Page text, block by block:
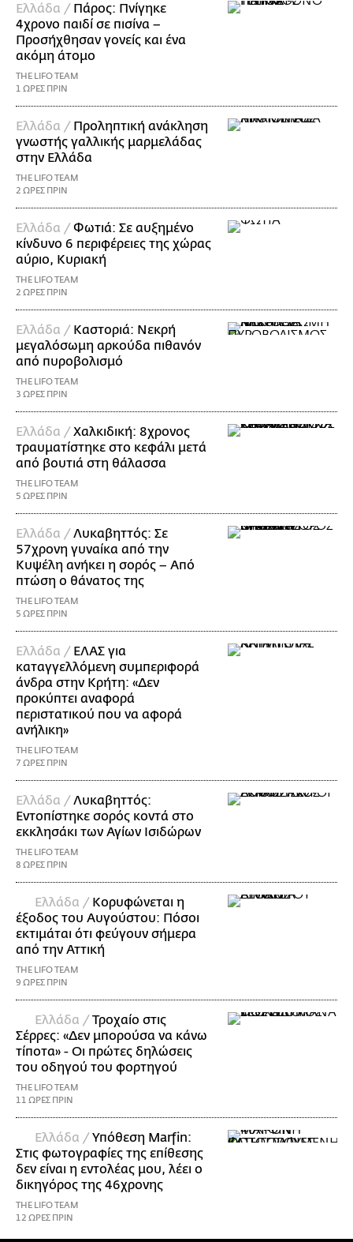
Ελλάδα / Πάρος: Πνίγηκε
4χρονο παιδί σε πισίνα –
Προσήχθησαν γονείς και ένα
ακόμη άτομο
THE LIFO TEAM
1 ΩΡΕΣ ΠΡΙΝ
Ελλάδα / Προληπτική ανάκληση
γνωστής γαλλικής μαρμελάδας
στην Ελλάδα
THE LIFO TEAM
2 ΩΡΕΣ ΠΡΙΝ
Ελλάδα /Φωτιά: Σε αυξημένο
κίνδυνο 6 περιφέρειες της χώρας
αύριο, Κυριακή
THE LIFO TEAM
2 ΩΡΕΣ ΠΡΙΝ
Ελλάδα / Καστοριά: Νεκρή
μεγαλόσωμη αρκούδα πιθανόν
από πυροβολισμό
THE LIFO TEAM
3 ΩΡΕΣ ΠΡΙΝ
Ελλάδα /Χαλκιδική: 8χρονος
τραυματίστηκε στο κεφάλι μετά
από βουτιά στη θάλασσα
THE LIFO TEAM
5 ΩΡΕΣ ΠΡΙΝ
Ελλάδα /Λυκαβηττός: Σε
57χρονη γυναίκα από την
Κυψέλη ανήκει η σορός – Από
πτώση ο θάνατος της
THE LIFO TEAM
5 ΩΡΕΣ ΠΡΙΝ
Ελλάδα / ΕΛΑΣ για
καταγγελλόμενη συμπεριφορά
άνδρα στην Κρήτη: «Δεν
προκύπτει αναφορά
περιστατικού που να αφορά
ανήλικη»
THE LIFO TEAM
7 ΩΡΕΣ ΠΡΙΝ
Ελλάδα /Λυκαβηττός:
Εντοπίστηκε σορός κοντά στο
εκκλησάκι των Αγίων Ισιδώρων
THE LIFO TEAM
8 ΩΡΕΣ ΠΡΙΝ
Ελλάδα / Κορυφώνεται η
έξοδος του Αυγούστου: Πόσοι
εκτιμάται ότι φεύγουν σήμερα
από την Αττική
THE LIFO TEAM
9 ΩΡΕΣ ΠΡΙΝ
Ελλάδα /Τροχαίο στις
Σέρρες: «Δεν μπορούσα να κάνω
τίποτα» - Οι πρώτες δηλώσεις
του οδηγού του φορτηγού
THE LIFO TEAM
11 ΩΡΕΣ ΠΡΙΝ
Ελλάδα /Υπόθεση Marfin:
Στις φωτογραφίες της επίθεσης
δεν είναι η εντολέας μου, λέει ο
δικηγόρος της 46χρονης
THE LIFO TEAM
12 ΩΡΕΣ ΠΡΙΝ